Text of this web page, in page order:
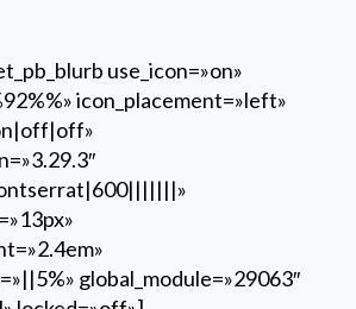
use_icon=»on»
icon_placement=»left»
global_module=»29063″